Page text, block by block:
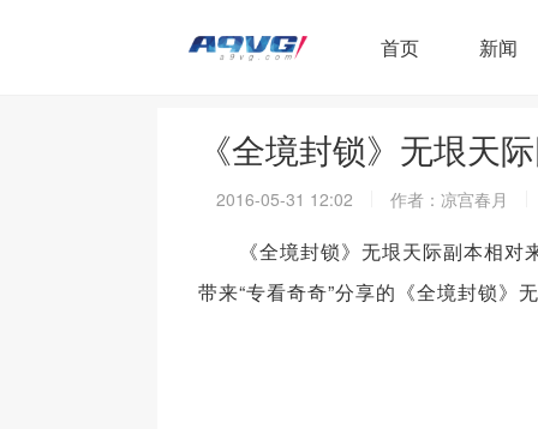
首页 新闻
《全境封锁》无垠天
2016-05-31 12:02 作者：凉宫春月
《全境封锁》无垠天际副本相对
带来“专看奇奇”分享的《全境封锁》